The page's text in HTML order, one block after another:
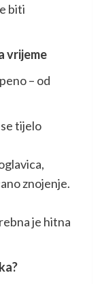
biti
vrijeme
– od
tijelo
znojenje.
je hitna